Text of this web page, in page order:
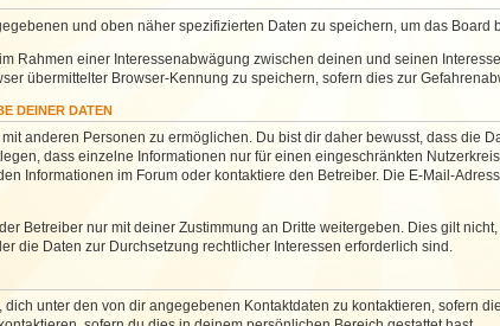
und oben näher spezifizierten Daten zu speichern, um das Board
Rahmen einer Interessenabwägung zwischen deinen und seinen
übermittelter Browser-Kennung zu speichern, sofern dies zur
DEINER DATEN
anderen Personen zu ermöglichen. Du bist dir daher bewusst, dass die
dass einzelne Informationen nur für einen eingeschränkten
Informationen im Forum oder kontaktiere den Betreiber. Die E-Mail-
Betreiber nur mit deiner Zustimmung an Dritte weitergeben. Dies gilt
die Daten zur Durchsetzung rechtlicher Interessen erforderlich sind.
unter den von dir angegebenen Kontaktdaten zu kontaktieren, sofern